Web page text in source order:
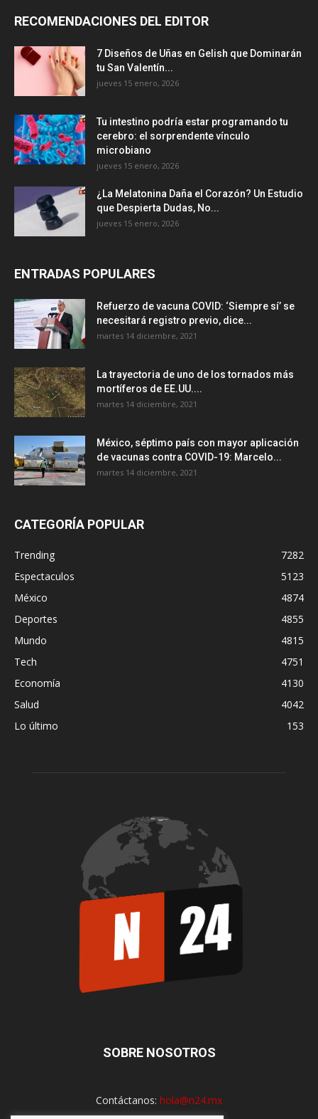
RECOMENDACIONES DEL EDITOR
7 Diseños de Uñas en Gelish que Dominarán
tu San Valentín...
jueves 15 enero, 2026
Tu intestino podría estar programando tu
cerebro: el sorprendente vínculo
microbiano
jueves 15 enero, 2026
¿La Melatonina Daña el Corazón? Un Estudio
que Despierta Dudas, No...
jueves 15 enero, 2026
ENTRADAS POPULARES
Refuerzo de vacuna COVID: ‘Siempre sí’ se
necesitará registro previo, dice...
martes 14 diciembre, 2021
La trayectoria de uno de los tornados más
mortíferos de EE.UU....
martes 14 diciembre, 2021
México, séptimo país con mayor aplicación
de vacunas contra COVID-19: Marcelo...
martes 14 diciembre, 2021
CATEGORÍA POPULAR
Trending
7282
Espectaculos
5123
México
4874
Deportes
4855
Mundo
4815
Tech
4751
Economía
4130
Salud
4042
Lo último
153
SOBRE NOSOTROS
Contáctanos: hola@n24.mx